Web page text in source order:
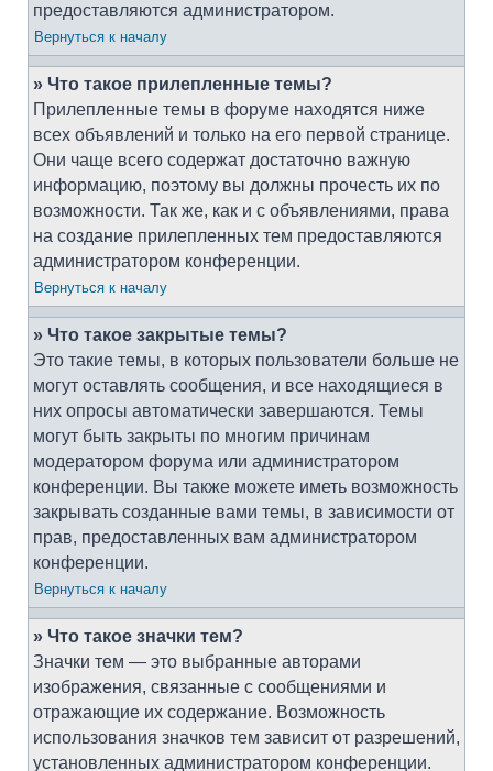
предоставляются администратором.
Вернуться к началу
» Что такое прилепленные темы?
Прилепленные темы в форуме находятся ниже
всех объявлений и только на его первой странице.
Они чаще всего содержат достаточно важную
информацию, поэтому вы должны прочесть их по
возможности. Так же, как и с объявлениями, права
на создание прилепленных тем предоставляются
администратором конференции.
Вернуться к началу
» Что такое закрытые темы?
Это такие темы, в которых пользователи больше не
могут оставлять сообщения, и все находящиеся в
них опросы автоматически завершаются. Темы
могут быть закрыты по многим причинам
модератором форума или администратором
конференции. Вы также можете иметь возможность
закрывать созданные вами темы, в зависимости от
прав, предоставленных вам администратором
конференции.
Вернуться к началу
» Что такое значки тем?
Значки тем — это выбранные авторами
изображения, связанные с сообщениями и
отражающие их содержание. Возможность
использования значков тем зависит от разрешений,
установленных администратором конференции.